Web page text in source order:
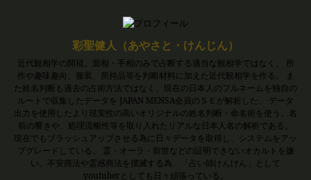
彩聖健人（あやさと・けんじん）
近代観相学の開祖。面相・手相のみで占断する適当な観相学ではなく、 所
作や趣味趣向、服装、所持品等を判断材料に加えた近代観相学を作る。 ま
た姓名判断も過去の占術方法ではなく、現在の日本人のフルネームを独自の
ルートで収集したデータを JAPAN MENSA会員のＳＥが解析した、 データ
出力を使用したより現実性の高いオリジナルの姓名判断・命名術を使う。名
前の響きや、処理流暢性等を取り入れたリアルな日本人名の解析である。
現在でもブラッシュアップさせる為に日々データを取得し、システムをアッ
プグレードしている。 霊・オーラ・前世などの証明できないオカルトを嫌
い、不安商法や霊感商法を撲滅する為、「占い師けんけん」として
youtuberとしても日々頑張っている。